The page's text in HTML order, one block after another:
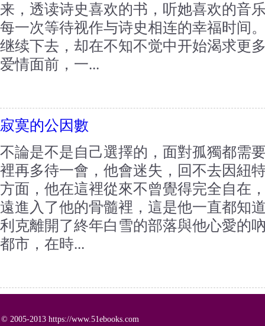
来，透读诗史喜欢的书，听她喜欢的音
每一次等待视作与诗史相连的幸福时间
继续下去，却在不知不觉中开始渴求
爱情面前，一...
寂寞的公因數
不論是不是自己選擇的，面對孤獨都需
裡再多待一會，他會迷失，回不去因紐
方面，他在這裡從來不曾覺得完全自在
遠進入了他的骨髓裡，這是他一直都知
利克離開了終年白雪的部落與他心愛的
都市，在時...
© 2005-2013 https://www.51ebooks.com